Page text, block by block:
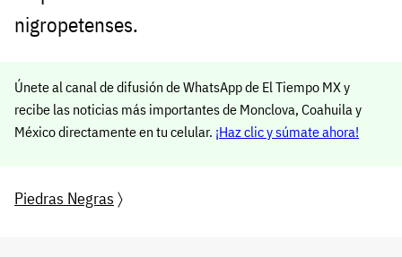
nigropetenses.
Únete al canal de difusión de WhatsApp de El Tiempo MX y
recibe las noticias más importantes de Monclova, Coahuila y
México directamente en tu celular. ¡Haz clic y súmate ahora!
Piedras Negras 〉